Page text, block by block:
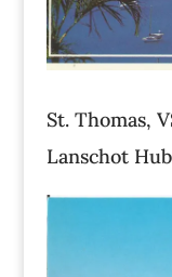
St. Thomas,
Lanschot